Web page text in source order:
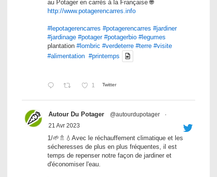
au Potager en carrés à la Française 🌐
http://www.potagerencarres.info
#lepotagerencarres #potagerencarres #jardiner
#jardinage #potager #potagerbio #legumes
plantation #lombric #verdeterre #terre #visite
#alimentation #printemps
1 Twitter
Autour Du Potager @autourdupotager
·
21 Avr 2023
1/🌱🚿💧Avec le réchauffement climatique et les
sécheresses de plus en plus fréquentes, il est
temps de repenser notre façon de jardiner et
d'économiser l'eau.